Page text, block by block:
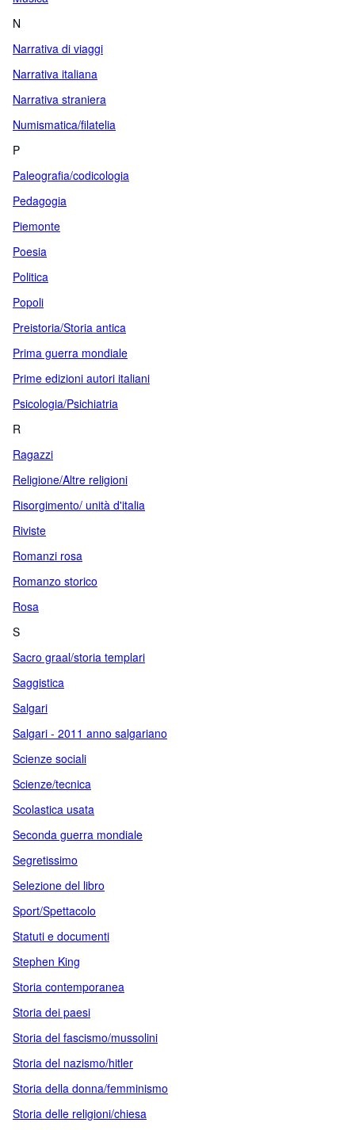
N
Narrativa di viaggi
Narrativa italiana
Narrativa straniera
Numismatica/filatelia
P
Paleografia/codicologia
Pedagogia
Piemonte
Poesia
Politica
Popoli
Preistoria/Storia antica
Prima guerra mondiale
Prime edizioni autori italiani
Psicologia/Psichiatria
R
Ragazzi
Religione/Altre religioni
Risorgimento/ unità d'italia
Riviste
Romanzi rosa
Romanzo storico
Rosa
S
Sacro graal/storia templari
Saggistica
Salgari
Salgari - 2011 anno salgariano
Scienze sociali
Scienze/tecnica
Scolastica usata
Seconda guerra mondiale
Segretissimo
Selezione del libro
Sport/Spettacolo
Statuti e documenti
Stephen King
Storia contemporanea
Storia dei paesi
Storia del fascismo/mussolini
Storia del nazismo/hitler
Storia della donna/femminismo
Storia delle religioni/chiesa